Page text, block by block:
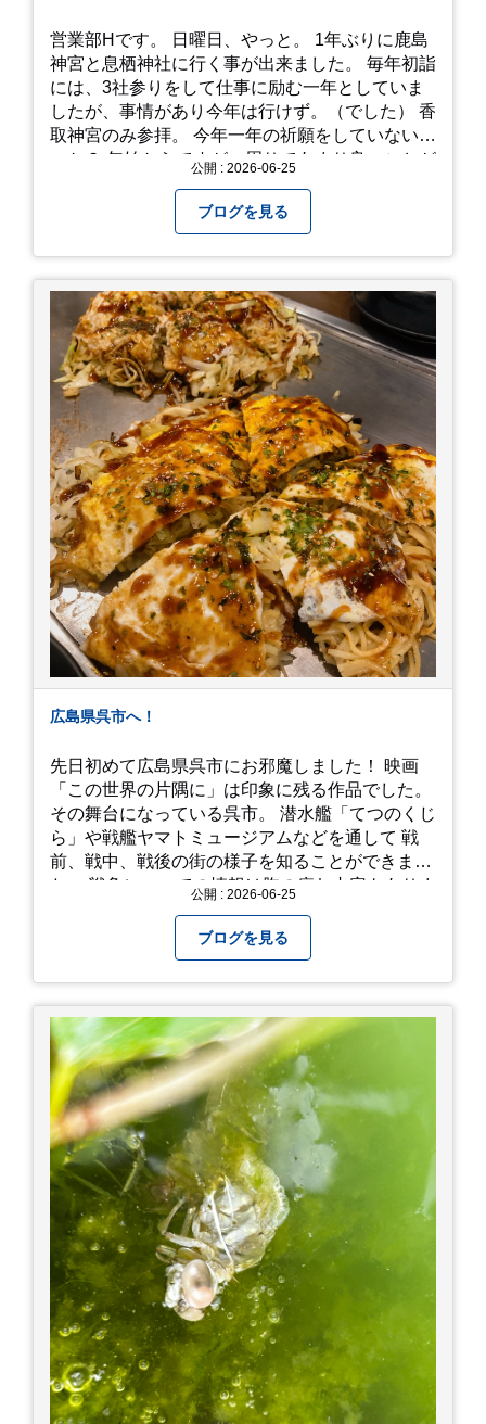
営業部Hです。 日曜日、やっと。 1年ぶりに鹿島
神宮と息栖神社に行く事が出来ました。 毎年初詣
には、3社参りをして仕事に励む一年としていま
したが、事情があり今年は行けず。（でした） 香
取神宮のみ参拝。 今年一年の祈願をしていないせ
いか？ 年始からですが、周りであまり良いことが
から、あっという間に半年が過ぎやっとこさ。 3
日後のこと。不思議ですね。 気にかかる事1つ
目。友人の長期入院から退院の知らせあり！ 気に
かかる事2つ目。疎遠だった知人の訪問あり！ 気
にかかるetcが徐々に....。 気の持ちようと、タイ
ミングかもしれませんが。お宮参りはお薦めで
す。
公開 : 2026-06-25
ブログを見る
広島県呉市へ！
先日初めて広島県呉市にお邪魔しました！ 映画
「この世界の片隅に」は印象に残る作品でした。
その舞台になっている呉市。 潜水艦「てつのくじ
ら」や戦艦ヤマトミュージアムなどを通して 戦
前、戦中、戦後の街の様子を知ることができまし
た。 戦争についての情報は胸の痛む内容もありま
て本当に良かったです！ そして美味しい物もたく
さん。 写真は地元のスーパーで買った自分へのお
土産たち。 お好み焼きもやっぱり美味しいです
ね！ 広島また遊びに行きたいです♪
公開 : 2026-06-25
ブログを見る